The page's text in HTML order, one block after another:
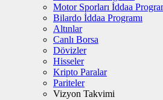
Motor Sporları İddaa
Bilardo İddaa Programı
Altınlar
Canlı Borsa
Dövizler
Hisseler
Kripto Paralar
Pariteler
Vizyon Takvimi